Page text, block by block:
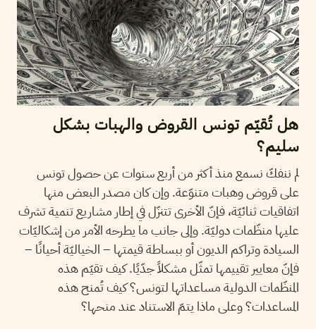
هل تُقيّم تونس القروض والهبات بشكل
سليم؟
لم ننفكّ نسمع منذ أكثر من أربع سنوات عن حصول تونس
على قروض وهبات متنوّعة. وإن كان مصدر البعض منها
اتفاقيات ثنائيّة، فإنّ الأخرى تتنزّل في إطار مشاريع تنمية تشرف
عليها منظّمات دوليّة. وإلى جانب ما يطرحه الأمر من إشكاليّات
السيادة وتراكم الديون أو ببساطة قيمتها – الخياليّة أحيانًا –
فإنّ معايير تقييمها تمثّل مشكلاً جدّيًا. كيف تقيّم هذه
المنظّمات الدولية مساعداتها لتونس؟ كيف تُمنح هذه
المساعدات؟ وعلى ماذا يتمّ الاستناد عند منحها؟